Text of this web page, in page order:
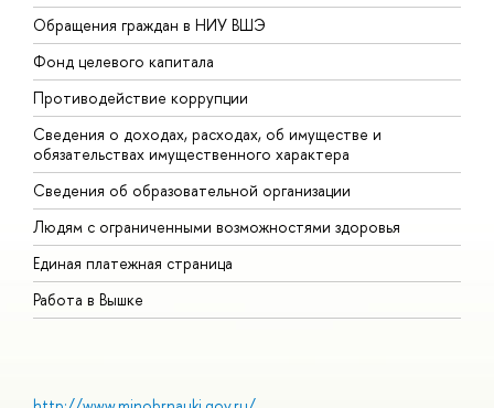
Обращения граждан в НИУ ВШЭ
Фонд целевого капитала
Противодействие коррупции
Сведения о доходах, расходах, об имуществе и
обязательствах имущественного характера
Сведения об образовательной организации
Людям с ограниченными возможностями здоровья
Единая платежная страница
Работа в Вышке